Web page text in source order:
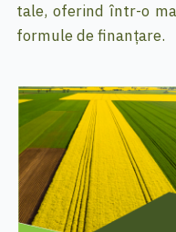
tale, oferind într-o
formule de finanțare.